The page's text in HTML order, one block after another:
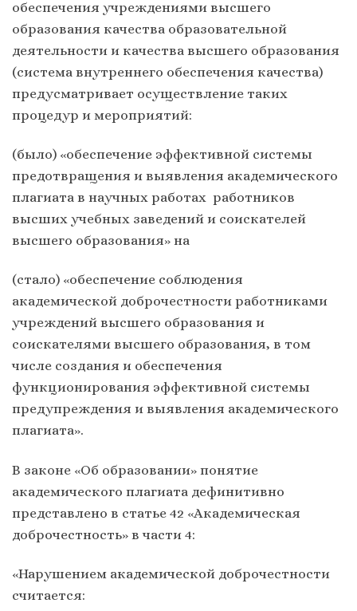
обеспечения учреждениями высшего
образования качества образовательной
деятельности и качества высшего образования
(система внутреннего обеспечения качества)
предусматривает осуществление таких
процедур и мероприятий:
(было) «обеспечение эффективной системы
предотвращения и выявления академического
плагиата в научных работах работников
высших учебных заведений и соискателей
высшего образования» на
(стало) «обеспечение соблюдения
академической доброчестности работниками
учреждений высшего образования и
соискателями высшего образования, в том
числе создания и обеспечения
функционирования эффективной системы
предупреждения и выявления академического
плагиата».
В законе «Об образовании» понятие
академического плагиата дефинитивно
представлено в статье 42 «Академическая
доброчестность» в части 4:
«Нарушением академической доброчестности
считается: